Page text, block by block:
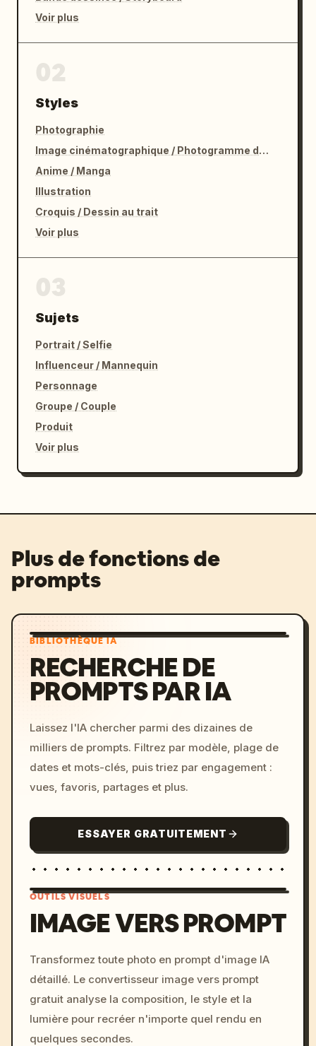
Voir plus
Styles
Photographie
Image cinématographique / Photogramme de film
Anime / Manga
Illustration
Croquis / Dessin au trait
Voir plus
Sujets
Portrait / Selfie
Influenceur / Mannequin
Personnage
Groupe / Couple
Produit
Voir plus
Plus de fonctions de
prompts
BIBLIOTHÈQUE IA
RECHERCHE DE
PROMPTS PAR IA
Laissez l'IA chercher parmi des dizaines de
milliers de prompts. Filtrez par modèle, plage de
dates et mots-clés, puis triez par engagement :
vues, favoris, partages et plus.
ESSAYER GRATUITEMENT
c, cyberpunk sunset, neon
colors, 8k --v 6.0
OUTILS VISUELS
IMAGE VERS PROMPT
Transformez toute photo en prompt d'image IA
détaillé. Le convertisseur image vers prompt
gratuit analyse la composition, le style et la
lumière pour recréer n'importe quel rendu en
quelques secondes.